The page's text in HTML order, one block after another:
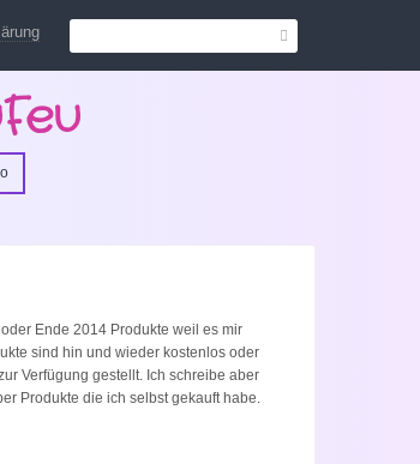
oder Ende 2014 Produkte weil es mir
sind hin und wieder kostenlos oder
Verfügung gestellt. Ich schreibe aber
Produkte die ich selbst gekauft habe.